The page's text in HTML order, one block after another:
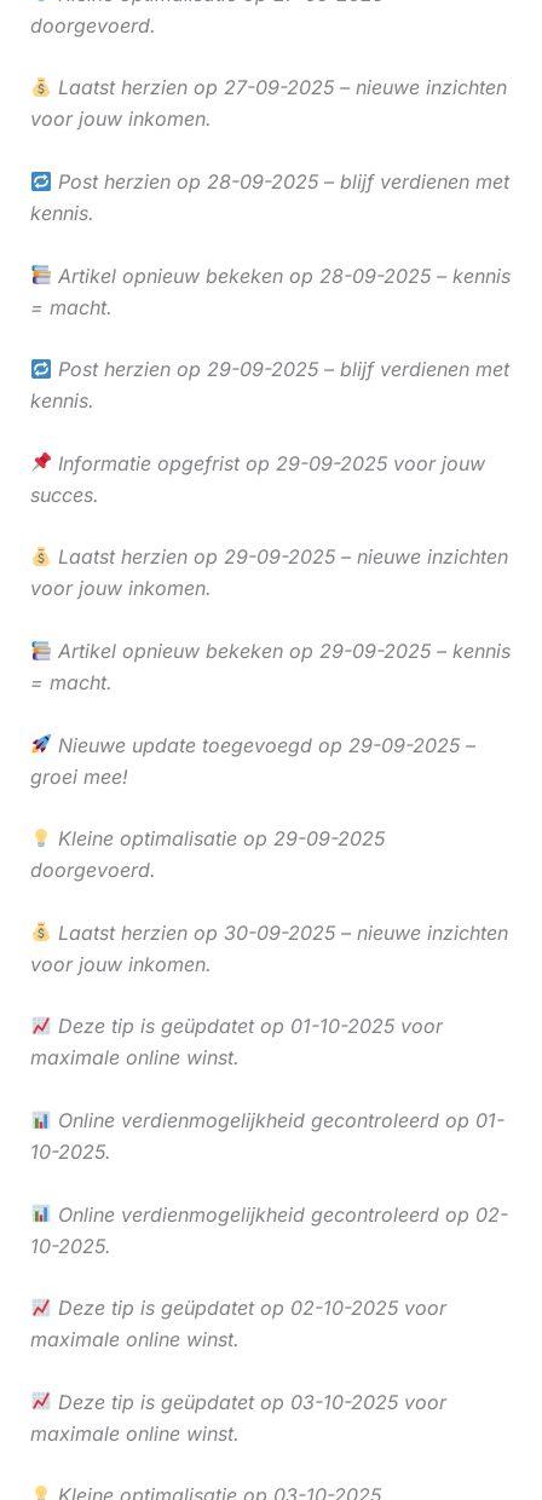
doorgevoerd.
Laatst herzien op 27-09-2025 – nieuwe inzichten
voor jouw inkomen.
Post herzien op 28-09-2025 – blijf verdienen met
kennis.
Artikel opnieuw bekeken op 28-09-2025 – kennis
= macht.
Post herzien op 29-09-2025 – blijf verdienen met
kennis.
Informatie opgefrist op 29-09-2025 voor jouw
succes.
Laatst herzien op 29-09-2025 – nieuwe inzichten
voor jouw inkomen.
Artikel opnieuw bekeken op 29-09-2025 – kennis
= macht.
Nieuwe update toegevoegd op 29-09-2025 –
groei mee!
Kleine optimalisatie op 29-09-2025
doorgevoerd.
Laatst herzien op 30-09-2025 – nieuwe inzichten
voor jouw inkomen.
Deze tip is geüpdatet op 01-10-2025 voor
maximale online winst.
Online verdienmogelijkheid gecontroleerd op 01-
10-2025.
Online verdienmogelijkheid gecontroleerd op 02-
10-2025.
Deze tip is geüpdatet op 02-10-2025 voor
maximale online winst.
Deze tip is geüpdatet op 03-10-2025 voor
maximale online winst.